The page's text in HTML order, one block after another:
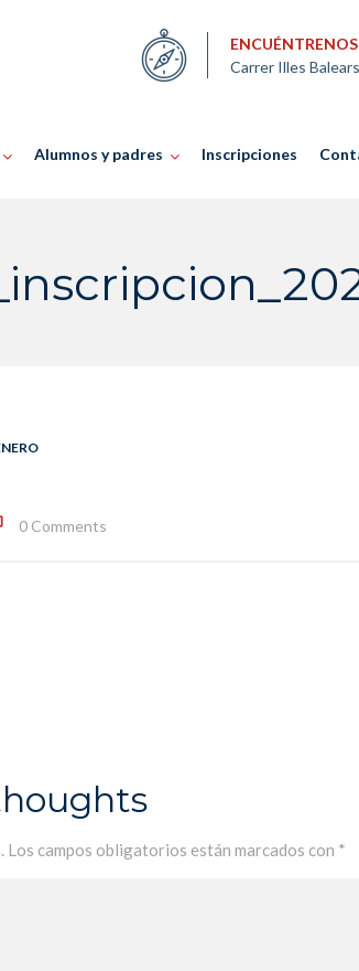
Carrer Illes
Alumnos y padres Inscripciones
0 Comments
Los campos obligatorios están marcados con *